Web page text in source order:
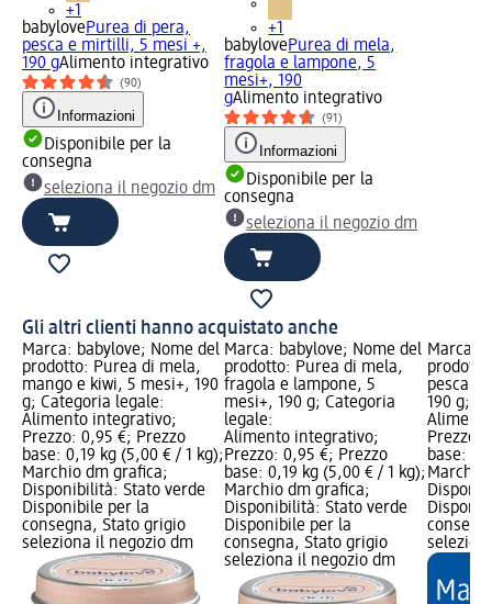
+1
babylovePurea di pera,
pesca e mirtilli, 5 mesi +,
190 gAlimento integrativo
(90)
Informazioni
Disponibile per la
consegna
seleziona il negozio dm
+1
babylovePurea di mela,
fragola e lampone, 5
mesi+, 190
gAlimento integrativo
(91)
Informazioni
Disponibile per la
consegna
seleziona il negozio dm
Gli altri clienti hanno acquistato anche
Marca: babylove; Nome del
prodotto: Purea di mela,
mango e kiwi, 5 mesi+, 190
g; Categoria legale:
Alimento integrativo;
Prezzo: 0,95 €; Prezzo
base: 0,19 kg (5,00 € / 1 kg);
Marchio dm grafica;
Disponibilità: Stato verde
Disponibile per la
consegna, Stato grigio
seleziona il negozio dm
Marca: babylove; Nome del
prodotto: Purea di mela,
fragola e lampone, 5
mesi+, 190 g; Categoria
legale:
Alimento integrativo;
Prezzo: 0,95 €; Prezzo
base: 0,19 kg (5,00 € / 1 kg);
Marchio dm grafica;
Disponibilità: Stato verde
Disponibile per la
consegna, Stato grigio
seleziona il negozio dm
Marca:
pesca e
190 g;
Prezzo:
base:
Marchio